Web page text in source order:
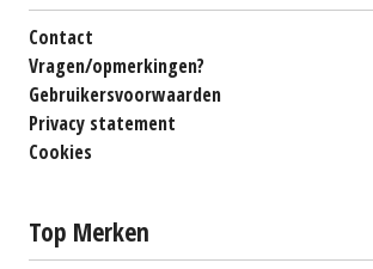
Contact
Vragen/opmerkingen?
Gebruikersvoorwaarden
Privacy statement
Cookies
Top Merken